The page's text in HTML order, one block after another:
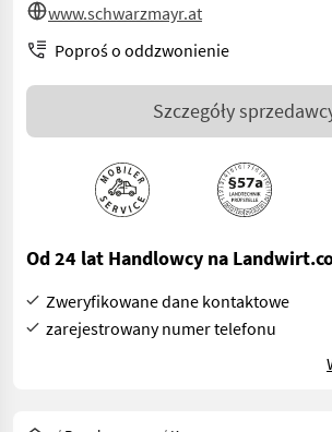
www.schwarzmayr.at
Poproś o oddzwonienie
Szczegóły
Od 24 lat Handlowcy na
Zweryfikowane dane kontaktowe
zarejestrowany numer telefonu